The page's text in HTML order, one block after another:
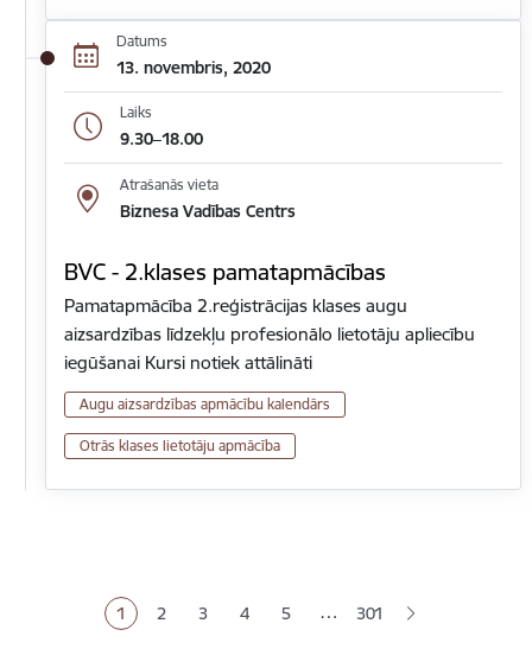
Datums
13. novembris, 2020
Laiks
9.30–18.00
Atrašanās vieta
Biznesa Vadības Centrs
BVC - 2.klases pamatapmācības
Pamatapmācība 2.reģistrācijas klases augu
aizsardzības līdzekļu profesionālo lietotāju apliecību
iegūšanai Kursi notiek attālināti
Augu aizsardzības apmācību kalendārs
Otrās klases lietotāju apmācība
Pašreizējā lapa
1 Lapa
2 Lapa
3 Lapa
4 Lapa
5 … 301